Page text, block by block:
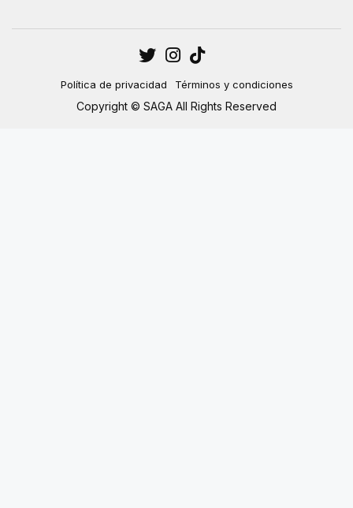
Política de privacidad Términos y condiciones
Copyright © SAGA All Rights Reserved